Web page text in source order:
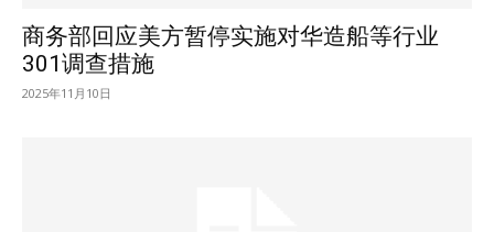
商务部回应美方暂停实施对华造船等行业
301调查措施
2025年11月10日